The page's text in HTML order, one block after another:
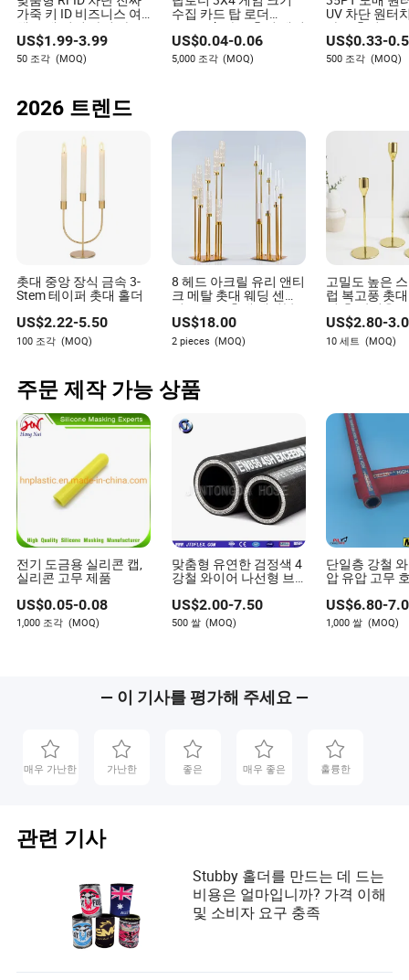
가죽 키 ID 비즈니스 여
행 도매 여권 사진 카드
홀더 맞춤 여성 지갑 금
속 자석 신용 동전 홀더
US$1.99-3.99
50 조각 (MOQ)
수집 카드 탑 로더
25/Pack 카드 홀더 게임
카드 탑로더 포켓몬 카
드용
US$0.04-0.06
5,000 조각 (MOQ)
UV 차단 원터
카드 홀더
딩 스포츠 야
드 홀더 케이스
US$0.33-
500 조각 (MOQ)
2026 트렌드
촛대 중앙 장식 금속 3-
Stem 테이퍼 촛대 홀더
US$2.22-5.50
100 조각 (MOQ)
8 헤드 아크릴 유리 앤티
크 메탈 촛대 웨딩 센터
피스 골드 촛대 테이블
바닥 촛대 홀더
US$18.00
2 pieces (MOQ)
고밀도 높은
럽 복고풍 촛
더 홈 장식용
US$2.80-
10 세트 (MOQ)
주문 제작 가능 상품
전기 도금용 실리콘 캡,
실리콘 고무 제품
US$0.05-0.08
1,000 조각 (MOQ)
맞춤형 유연한 검정색 4
강철 와이어 나선형 브
압 고무 호스 R9 En856
4sp
US$2.00-7.50
500 쌀 (MOQ)
단일층 강철
압 유압 고무
US$6.80-
1,000 쌀 (MOQ)
— 이 기사를 평가해 주세요 —
매우 가난한 가난한 좋은 매우 좋은 훌륭한
관련 기사
Stubby 홀더를 만드는 데 드는
비용은 얼마입니까? 가격 이해
및 소비자 요구 충족